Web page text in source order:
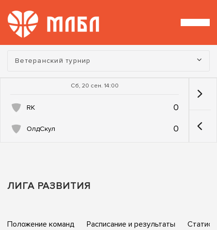
Турнир:
Ветеранский турнир
Сб, 20 сен. 14:00
RK 0
ОлдСкул 0
ЛИГА РАЗВИТИЯ
Положение команд Расписание и результаты